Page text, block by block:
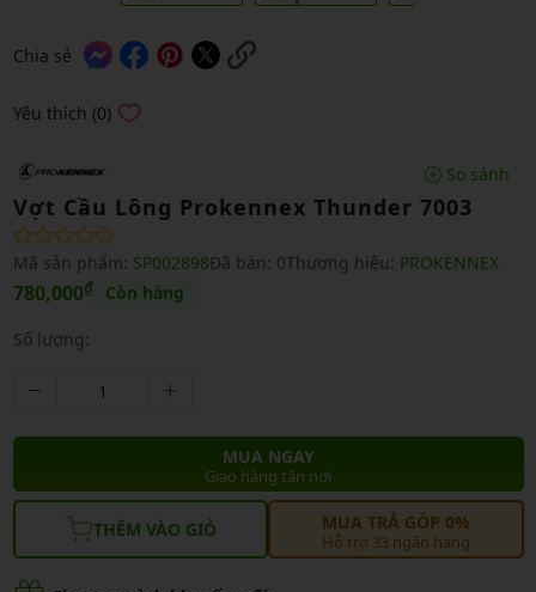
Chia sẻ
Yêu thích (0)
So sánh
Vợt Cầu Lông Prokennex Thunder 7003
Mã sản phẩm: SP002898Đã bán: 0Thương hiệu: PROKENNEX
780,000₫ Còn hàng
Số lượng:
MUA NGAY
Giao hàng tận nơi
THÊM VÀO GIỎ MUA TRẢ GÓP 0%
Hỗ trợ 33 ngân hàng